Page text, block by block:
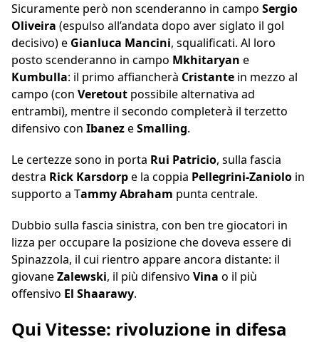
Sicuramente però non scenderanno in campo Sergio
Oliveira (espulso all’andata dopo aver siglato il gol
decisivo) e Gianluca Mancini, squalificati. Al loro
posto scenderanno in campo Mkhitaryan e
Kumbulla: il primo affiancherà Cristante in mezzo al
campo (con Veretout possibile alternativa ad
entrambi), mentre il secondo completerà il terzetto
difensivo con IbanezeSmalling.
Le certezze sono in porta Rui Patricio, sulla fascia
destra Rick Karsdorpe la coppia Pellegrini-Zaniolo in
supporto a Tammy Abraham punta centrale.
Dubbio sulla fascia sinistra, con ben tre giocatori in
lizza per occupare la posizione che doveva essere di
Spinazzola, il cui rientro appare ancora distante: il
giovaneZalewski, il più difensivo Vina o il più
offensivo El Shaarawy.
Qui Vitesse: rivoluzione in difesa